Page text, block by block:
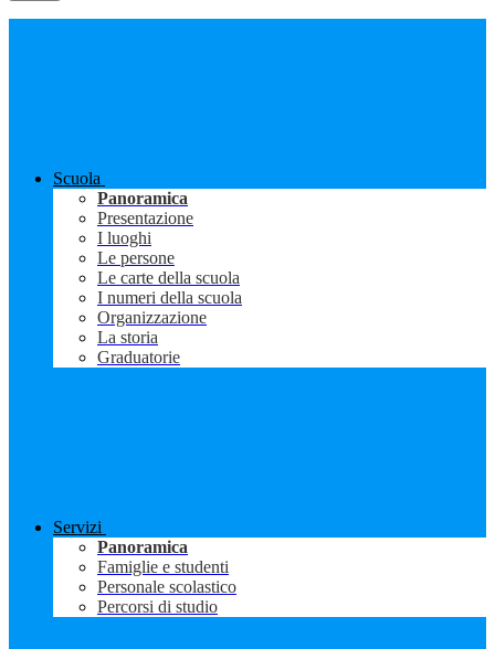
Scuola
Panoramica
Presentazione
I luoghi
Le persone
Le carte della scuola
I numeri della scuola
Organizzazione
La storia
Graduatorie
Servizi
Panoramica
Famiglie e studenti
Personale scolastico
Percorsi di studio